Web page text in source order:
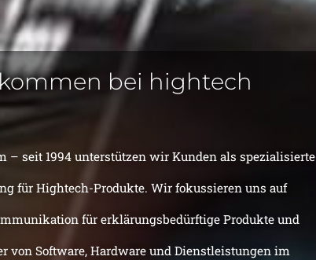
bei hightech
– seit 1994 unterstützen wir Kunden als spezialisierte
für Hightech-Produkte. Wir fokussieren uns auf
für erklärungsbedürftige Produkte und
von Software, Hardware und Dienstleistungen im